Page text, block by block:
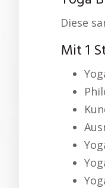
Diese
Mit 1